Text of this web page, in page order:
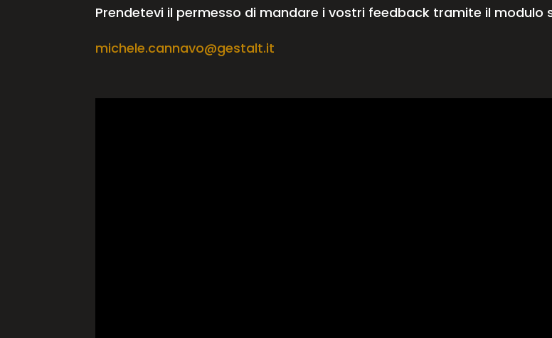
Prendetevi il permesso di mandare i vostri feedback tramite il modulo
michele.cannavo@gestalt.it